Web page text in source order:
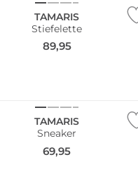
TAMARIS
Stiefelette
89,95
TAMARIS
Sneaker
69,95